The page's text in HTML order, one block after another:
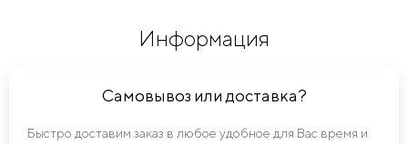
Информация
Самовывоз или доставка?
Быстро доставим заказ в любое удобное для Вас время и